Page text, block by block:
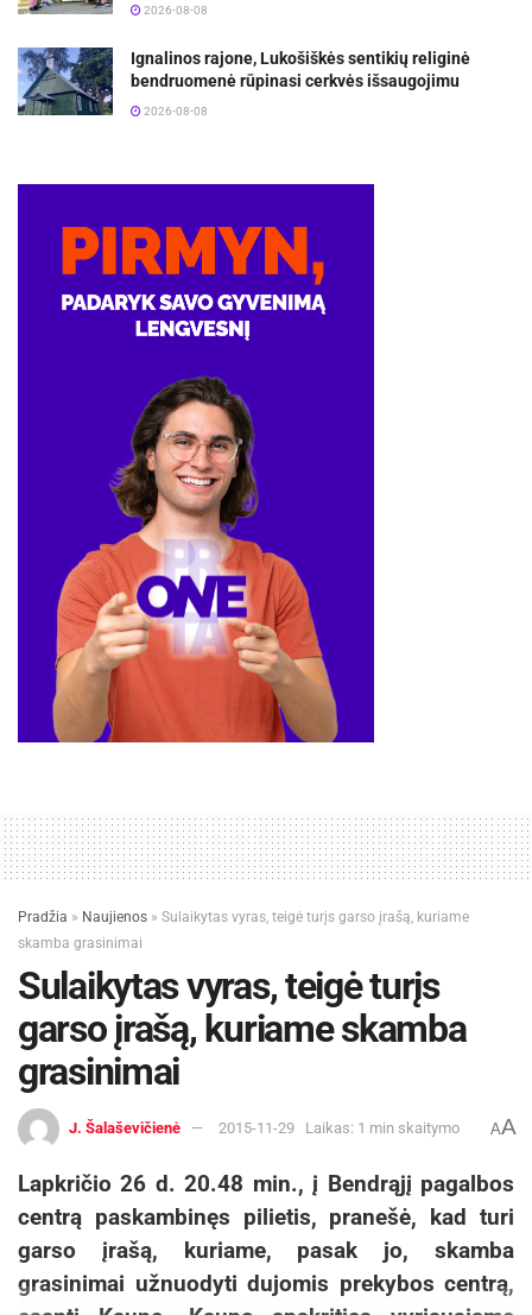
2026-08-08
Ignalinos rajone, Lukošiškės sentikių religinė
bendruomenė rūpinasi cerkvės išsaugojimu
2026-08-08
Pradžia » Naujienos » Sulaikytas vyras, teigė turįs garso įrašą, kuriame
skamba grasinimai
Sulaikytas vyras, teigė turįs
garso įrašą, kuriame skamba
grasinimai
J. Šalaševičienė 2015-11-29 Laikas: 1 min skaitymo AA
Lapkričio 26 d. 20.48 min., į Bendrąjį pagalbos
centrą paskambinęs pilietis, pranešė, kad turi
garso įrašą, kuriame, pasak jo, skamba
grasinimai užnuodyti dujomis prekybos centrą,